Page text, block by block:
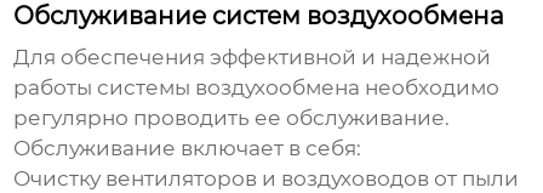
Обслуживание систем воздухообмена
Для обеспечения эффективной и надежной
работы системы воздухообмена необходимо
регулярно проводить ее обслуживание.
Обслуживание включает в себя:
Очистку вентиляторов и воздуховодов от пыли